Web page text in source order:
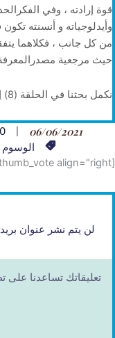
قوة إرادته ، وفي
وأيدلوجياته و أنسنته
من كل جانب ، فكلاهما
حيث مرجعية
نكمل بحثنا في الحلقة (8) إن شاء الله تعالى …. إلى اللقاء.
06/06/2021
0
[thumb_vote align="right"]
لن يتم نشر عنوان